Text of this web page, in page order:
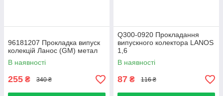
96181207 Прокладка випуск
колекцій Ланос (GM) метал
В наявності
255 ₴ 340 ₴
Q300-0920 Прокладання
випускного колектора LANOS
1,6
В наявності
87 ₴ 116 ₴